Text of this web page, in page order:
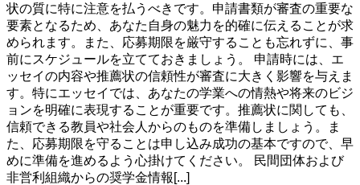
状の質に特に注意を払うべきです。申請書類が審査の重要な
要素となるため、あなた自身の魅力を的確に伝えることが求
められます。また、応募期限を厳守することも忘れずに、事
前にスケジュールを立てておきましょう。 申請時には、エ
ッセイの内容や推薦状の信頼性が審査に大きく影響を与えま
す。特にエッセイでは、あなたの学業への情熱や将来のビジ
ョンを明確に表現することが重要です。推薦状に関しても、
信頼できる教員や社会人からのものを準備しましょう。ま
た、応募期限を守ることは申し込み成功の基本ですので、早
めに準備を進めるよう心掛けてください。 民間団体および
非営利組織からの奨学金情報[...]